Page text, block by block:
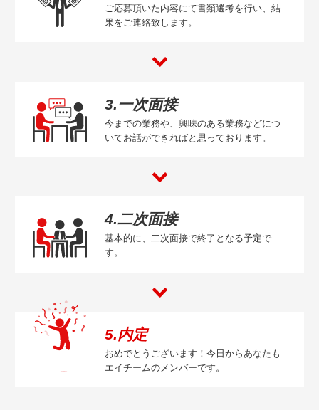
ご応募頂いた内容にて書類選考を行い、結
果をご連絡致します。
3.一次面接
今までの業務や、興味のある業務などにつ
いてお話ができればと思っております。
4.二次面接
基本的に、二次面接で終了となる予定で
す。
5.内定
おめでとうございます！今日からあなたも
エイチームのメンバーです。